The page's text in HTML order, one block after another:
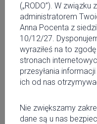
W Zakopanem, pod
świecie śnieżny labirynt.
Kanady. Budowla, której
2000 metrów
zimowego parku
ze śniegu jak z mrożnej
(„RODO”). W
administratorem
Anna Pocenta z
10/12/27.
wyraziłeś na to
stronach
przesyłania
ich od nas
Nie zwiększamy
dane są u nas